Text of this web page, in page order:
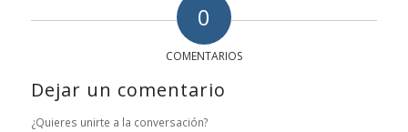
0
COMENTARIOS
Dejar un comentario
¿Quieres unirte a la conversación?